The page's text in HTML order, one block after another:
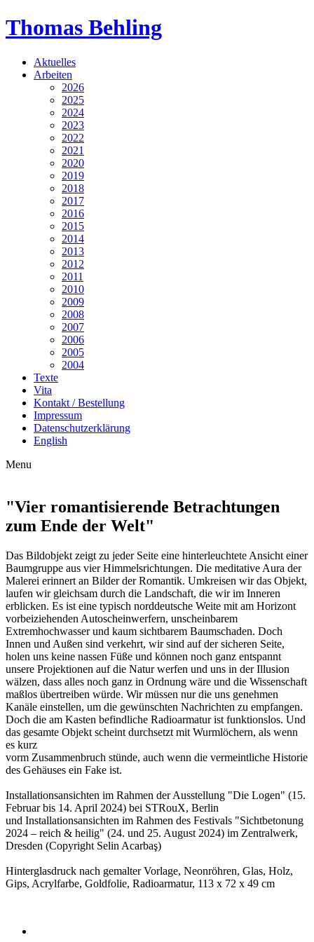
Thomas Behling
Aktuelles
Arbeiten
2026
2025
2024
2023
2022
2021
2020
2019
2018
2017
2016
2015
2014
2013
2012
2011
2010
2009
2008
2007
2006
2005
2004
Texte
Vita
Kontakt / Bestellung
Impressum
Datenschutzerklärung
English
Menu
"Vier romantisierende Betrachtungen
zum Ende der Welt"
Das Bildobjekt zeigt zu jeder Seite eine hinterleuchtete Ansicht einer
Baumgruppe aus vier Himmelsrichtungen. Die meditative Aura der
Malerei erinnert an Bilder der Romantik. Umkreisen wir das Objekt,
laufen wir gleichsam durch die Landschaft, die wir im Inneren
erblicken. Es ist eine typisch norddeutsche Weite mit am Horizont
vorbeiziehenden Autoscheinwerfern, unscheinbarem
Extremhochwasser und kaum sichtbarem Baumschaden. Doch
Innen und Außen sind verkehrt, wir sind auf der sicheren Seite,
holen uns keine nassen Füße und können noch ganz entspannt
unsere Projektionen auf die Natur werfen und uns in der Illusion
wälzen, dass alles noch ganz in Ordnung wäre und die Wissenschaft
maßlos übertreiben würde. Wir müssen nur die uns genehmen
Kanäle einstellen, um die gewünschten Nachrichten zu empfangen.
Doch die am Kasten befindliche Radioarmatur ist funktionslos. Und
das gesamte Objekt scheint durchsetzt mit Wurmlöchern, als wenn
es kurz
vorm Zusammenbruch stünde, auch wenn die vermeintliche Historie
des Gehäuses ein Fake ist.
Installationsansichten im Rahmen der Ausstellung "Die Logen" (15.
Februar bis 14. April 2024) bei STRouX, Berlin
und Installationsansichten im Rahmen des Festivals "Sichtbetonung
2024 – reich & heilig" (24. und 25. August 2024) im Zentralwerk,
Dresden (Copyright Selin Acarbaş)
Hinterglasdruck nach gemalter Vorlage, Neonröhren, Glas, Holz,
Gips, Acrylfarbe, Goldfolie, Radioarmatur, 113 x 72 x 49 cm